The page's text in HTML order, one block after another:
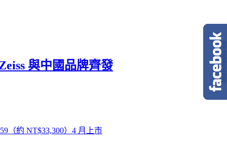
與中國品牌齊發
（約 NT$33,300）4 月上市